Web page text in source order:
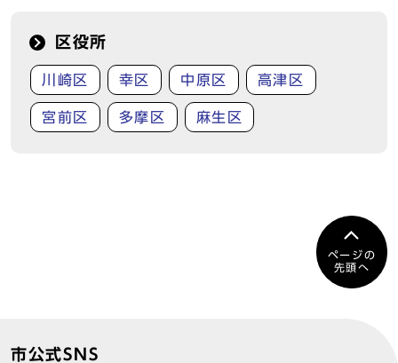
区役所
川崎区 幸区 中原区 高津区
宮前区 多摩区 麻生区
ページの
先頭へ
市公式SNS